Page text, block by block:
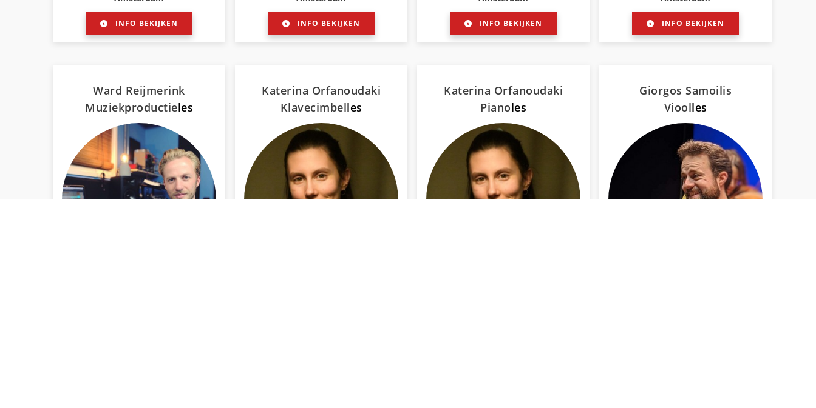
INFO BEKIJKEN INFO BEKIJKEN INFO BEKIJKEN INFO BEKIJKEN
Ward Reijmerink
Muziekproductieles
Katerina Orfanoudaki
Klavecimbelles
Katerina Orfanoudaki
Pianoles
Giorgos Samoilis
Vioolles